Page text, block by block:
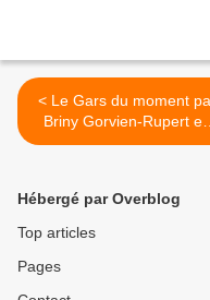
< Le Gars du moment par
Briny Gorvien-Rupert en
juillet 2010 - Guillaume
Hébergé par Overblog
Top articles
Pages